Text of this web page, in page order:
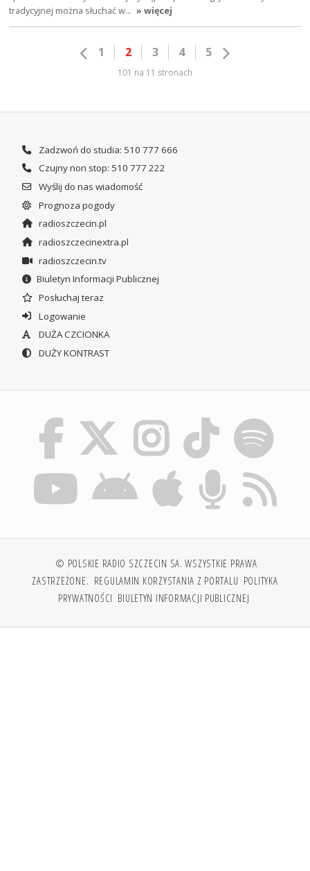
tradycyjnej można słuchać w… » więcej
1 2 3 4 5
101 na 11 stronach
Zadzwoń do studia: 510 777 666
Czujny non stop: 510 777 222
Wyślij do nas wiadomość
Prognoza pogody
radioszczecin.pl
radioszczecinextra.pl
radioszczecin.tv
Biuletyn Informacji Publicznej
Posłuchaj teraz
Logowanie
DUŻA CZCIONKA
DUŻY KONTRAST
© POLSKIE RADIO SZCZECIN SA. WSZYSTKIE PRAWA
ZASTRZEŻONE. REGULAMIN KORZYSTANIA Z PORTALU POLITYKA
PRYWATNOŚCI BIULETYN INFORMACJI PUBLICZNEJ